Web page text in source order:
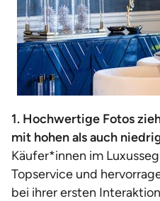
1. Hochwertige Fotos
mit hohen als auch
Käufer*innen im
Topservice und
bei ihrer ersten